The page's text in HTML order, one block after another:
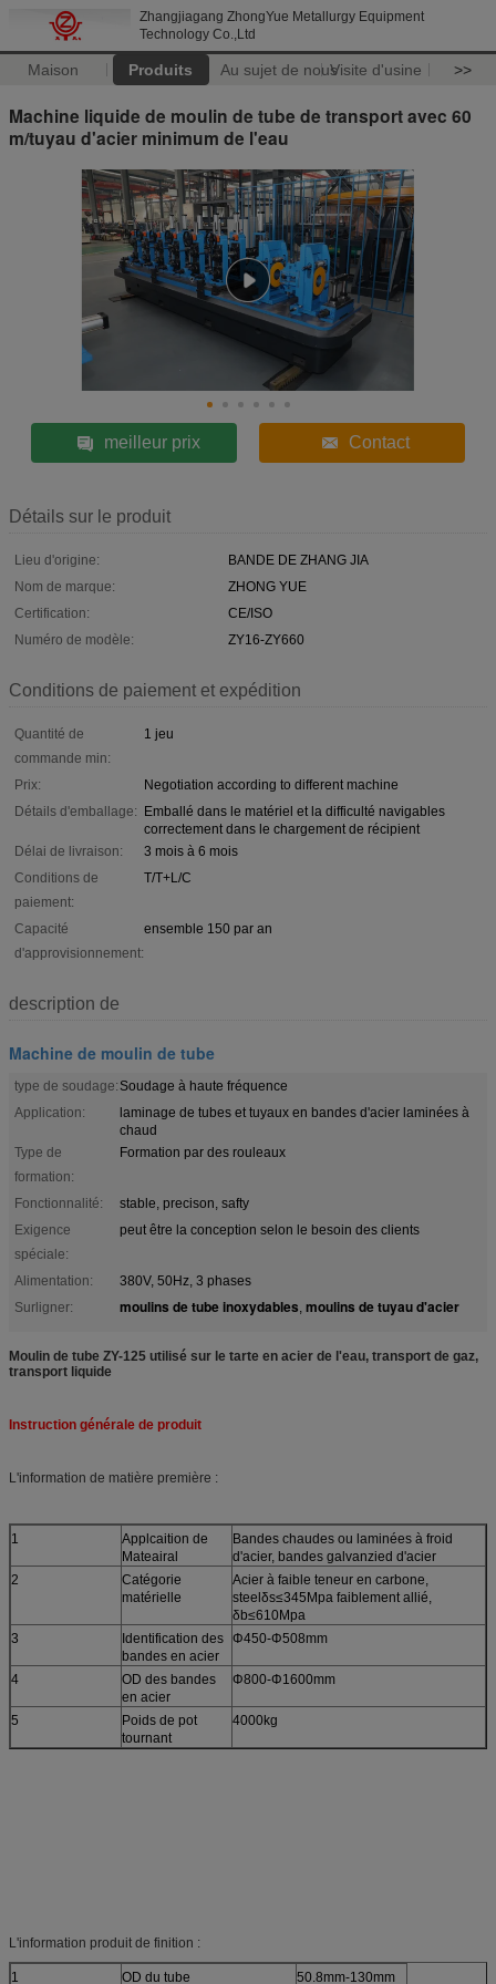
Zhangjiagang ZhongYue Metallurgy Equipment
Technology Co.,Ltd
Maison Produits Au sujet de nousVisite d'usine >>
Machine liquide de moulin de tube de transport avec 60
m/tuyau d'acier minimum de l'eau
meilleur prix Contact
Détails sur le produit
Lieu d'origine:
BANDE DE ZHANG JIA
Nom de marque:
ZHONG YUE
Certification:
CE/ISO
Numéro de modèle:
ZY16-ZY660
Conditions de paiement et expédition
Quantité de
commande min:
1 jeu
Prix:
Negotiation according to different machine
Détails d'emballage: Emballé dans le matériel et la difficulté navigables
correctement dans le chargement de récipient
Délai de livraison:
3 mois à 6 mois
Conditions de
paiement:
T/T+L/C
Capacité
d'approvisionnement:
ensemble 150 par an
description de
Machine de moulin de tube
type de soudage: Soudage à haute fréquence
Application:
laminage de tubes et tuyaux en bandes d'acier laminées à
chaud
Type de
formation:
Formation par des rouleaux
Fonctionnalité:
stable, precison, safty
Exigence
spéciale:
peut être la conception selon le besoin des clients
Alimentation:
380V, 50Hz, 3 phases
Surligner:
moulins de tube inoxydables, moulins de tuyau d'acier
Moulin de tube ZY-125 utilisé sur le tarte en acier de l'eau, transport de gaz,
transport liquide
Instruction générale de produit
L'information de matière première :
1
Applcaition de
Mateairal
Bandes chaudes ou laminées à froid
d'acier, bandes galvanzied d'acier
2
Catégorie
matérielle
Acier à faible teneur en carbone,
steelδs≤345Mpa faiblement allié,
δb≤610Mpa
3
Identification des
bandes en acier
Φ450-Φ508mm
4
OD des bandes
en acier
Φ800-Φ1600mm
5
Poids de pot
tournant
4000kg
L'information produit de finition :
1 OD du tube 50.8mm-130mm